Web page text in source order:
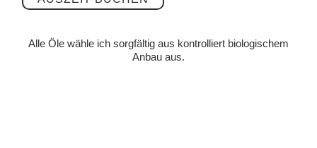
Alle Öle wähle ich sorgfältig aus kontrolliert biologischem
Anbau aus.